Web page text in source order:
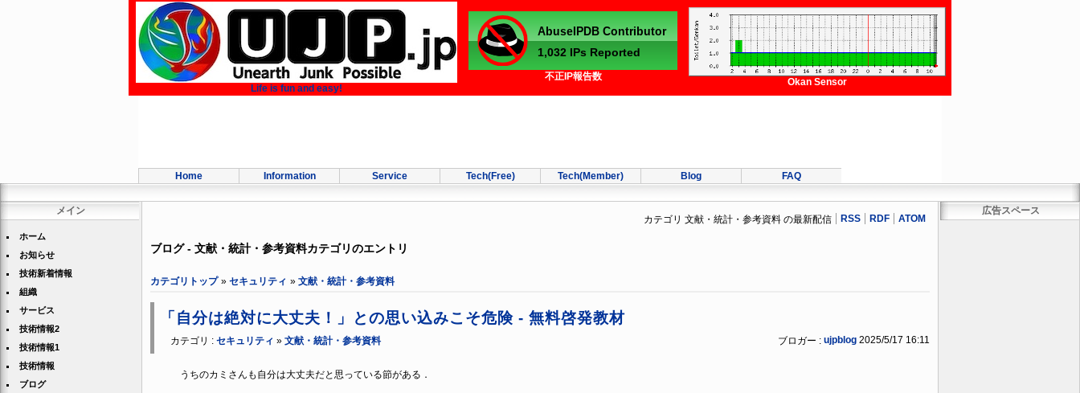
Life is fun and easy!
不正IP報告数
Okan Sensor
Home Information Service Tech(Free) Tech(Member) Blog FAQ
メイン
ホーム
お知らせ
技術新着情報
組織
サービス
技術情報2
技術情報1
技術情報
ブログ
カテゴリ 文献・統計・参考資料 の最新配信 RSS RDF ATOM
ブログ - 文献・統計・参考資料カテゴリのエントリ
カテゴリトップ »セキュリティ »文献・統計・参考資料
「自分は絶対に大丈夫！」との思い込みこそ危険 - 無料啓発教材
カテゴリ : セキュリティ » 文献・統計・参考資料 ブロガー : ujpblog 2025/5/17 16:11
うちのカミさんも自分は大丈夫だと思っている節がある．
広告スペース